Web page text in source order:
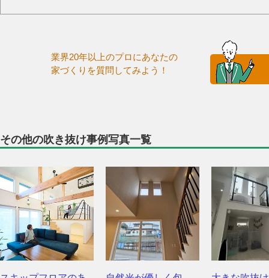
業界20年以上のプロにあなたの
家づくりを質問してみよう！
その他の吹き抜け事例写真一覧